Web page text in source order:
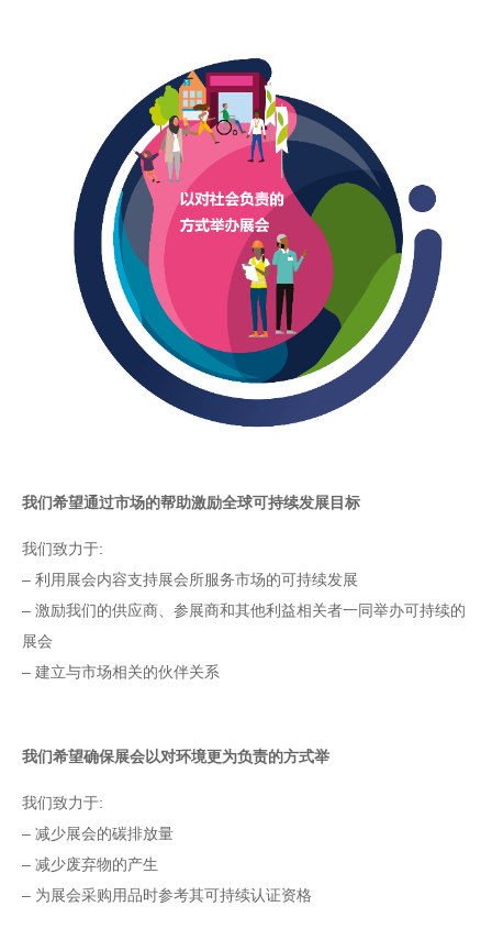
我们希望通过市场的帮助激励全球可持续发展目标
我们致力于:
– 利用展会内容支持展会所服务市场的可持续发展
– 激励我们的供应商、参展商和其他利益相关者一同举办可持续的
展会
– 建立与市场相关的伙伴关系
我们希望确保展会以对环境更为负责的方式举
我们致力于:
– 减少展会的碳排放量
– 减少废弃物的产生
– 为展会采购用品时参考其可持续认证资格